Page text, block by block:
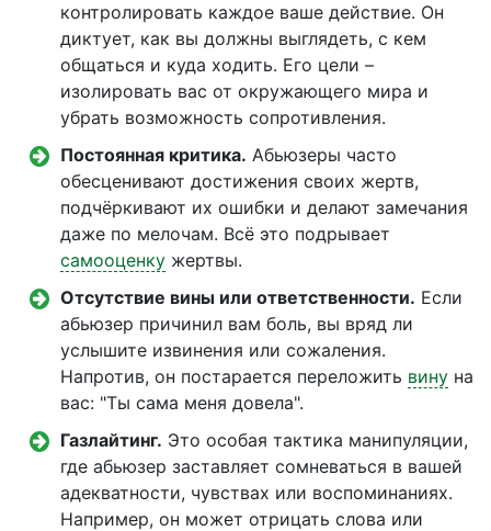
контролировать каждое ваше действие. Он
диктует, как вы должны выглядеть, с кем
общаться и куда ходить. Его цели –
изолировать вас от окружающего мира и
убрать возможность сопротивления.
Постоянная критика. Абьюзеры часто
обесценивают достижения своих жертв,
подчёркивают их ошибки и делают замечания
даже по мелочам. Всё это подрывает
самооценку жертвы.
Отсутствие вины или ответственности. Если
абьюзер причинил вам боль, вы вряд ли
услышите извинения или сожаления.
Напротив, он постарается переложить вину на
вас: "Ты сама меня довела".
Газлайтинг. Это особая тактика манипуляции,
где абьюзер заставляет сомневаться в вашей
адекватности, чувствах или воспоминаниях.
Например, он может отрицать слова или